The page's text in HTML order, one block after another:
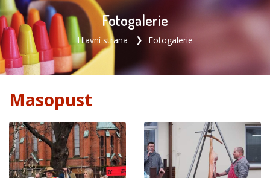
Fotogalerie
Hlavní strana Fotogalerie
Masopust